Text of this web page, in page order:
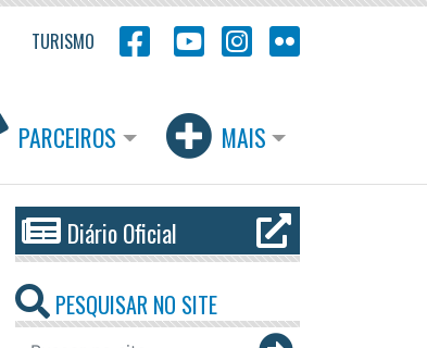
TURISMO
PARCEIROS MAIS
Diário Oficial
PESQUISAR NO SITE